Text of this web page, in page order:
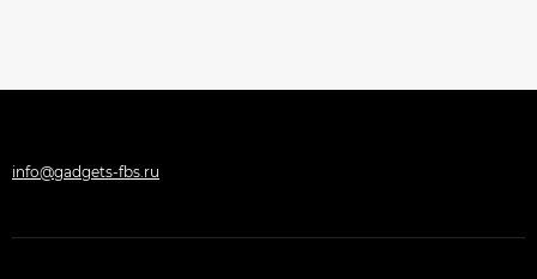
info@gadgets-fbs.ru